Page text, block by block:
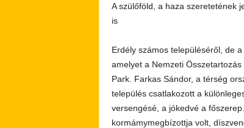
A szülőföld, a haza szeretetének
is
Erdély számos településéről, de
amelyet a Nemzeti
Park. Farkas Sándor, a térség
település csatlakozott a
versengésé, a jókedvé a
kormámymegbízottja volt,